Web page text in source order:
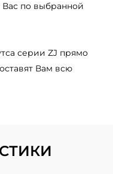
по выбранной
серии ZJ прямо
Вам всю